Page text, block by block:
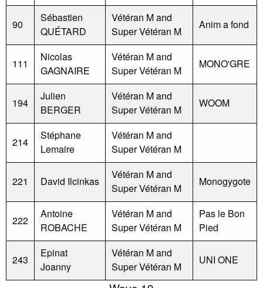
90
Sébastien
QUÉTARD
Vétéran M and
Super Vétéran M
Anim a fond
111
Nicolas
GAGNAIRE
Vétéran M and
Super Vétéran M
MONO'GRE
194
Julien
BERGER
Vétéran M and
Super Vétéran M
WOOM
214
Stéphane
Lemaire
Vétéran M and
Super Vétéran M
221 David Ilcinkas
Vétéran M and
Super Vétéran M
Monogygote
222
Antoine
ROBACHE
Vétéran M and
Super Vétéran M
Pas le Bon
Pied
243
Epinat
Joanny
Vétéran M and
Super Vétéran M
UNI ONE